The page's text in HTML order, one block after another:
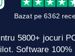
Bazat pe 6362
5800+ jocuri
Software